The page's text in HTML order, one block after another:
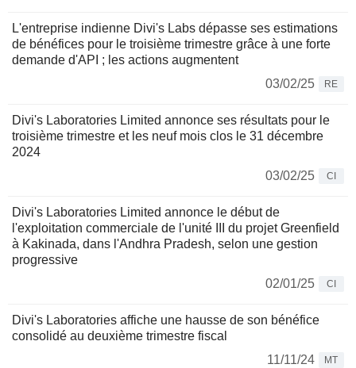
L'entreprise indienne Divi's Labs dépasse ses estimations
de bénéfices pour le troisième trimestre grâce à une forte
demande d'API ; les actions augmentent
03/02/25
RE
Divi's Laboratories Limited annonce ses résultats pour le
troisième trimestre et les neuf mois clos le 31 décembre
2024
03/02/25
CI
Divi's Laboratories Limited annonce le début de
l'exploitation commerciale de l'unité III du projet Greenfield
à Kakinada, dans l'Andhra Pradesh, selon une gestion
progressive
02/01/25
CI
Divi's Laboratories affiche une hausse de son bénéfice
consolidé au deuxième trimestre fiscal
11/11/24
MT